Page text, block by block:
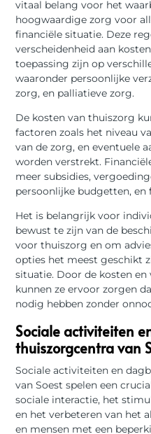
vitaal belang voor het
hoogwaardige zorg voor
financiële situatie. Deze
verscheidenheid aan
toepassing zijn op
waaronder persoonlijke
zorg, en palliatieve zorg.
De kosten van thuiszorg
factoren zoals het niveau
van de zorg, en eventuele
worden verstrekt.
meer subsidies,
persoonlijke budgetten,
Het is belangrijk voor
bewust te zijn van de
voor thuiszorg en om
opties het meest geschikt
situatie. Door de kosten
kunnen ze ervoor zorgen
nodig hebben zonder
Sociale activiteiten
thuiszorgcentra van
Sociale activiteiten en
van Soest spelen een
sociale interactie, het
en het verbeteren van het
en mensen met een